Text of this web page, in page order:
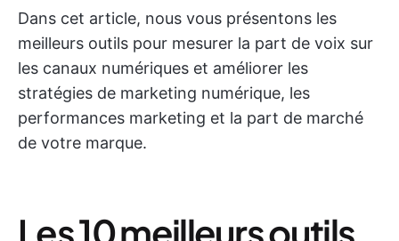
Dans cet article, nous vous présentons les
meilleurs outils pour mesurer la part de voix sur
les canaux numériques et améliorer les
stratégies de marketing numérique, les
performances marketing et la part de marché
de votre marque.
Les 10 meilleurs outils